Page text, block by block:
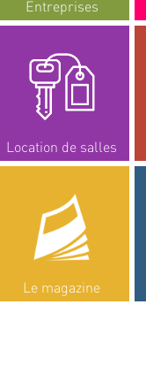
Entreprises
Location de salles
Le magazine